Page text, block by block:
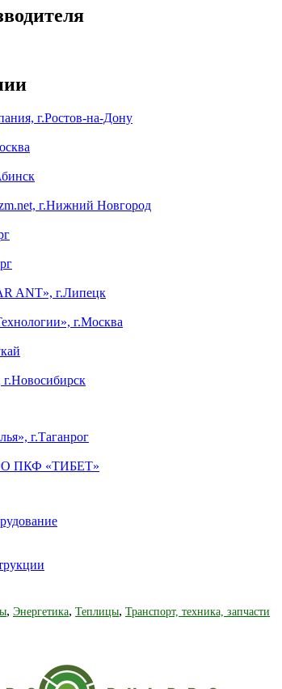
г.Ростов-на-Дону
г.Нижний Новгород
ANT», г.Липецк
г.Москва
г.Таганрог
ПКФ «ТИБЕТ»
, Энергетика, Теплицы, Транспорт, техника, запчасти